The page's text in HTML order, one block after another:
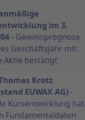
im 3.
- Gewinnprognose
Geschäftsjahr mit
Aktie bestätigt
Krotz
EUWAX AG)-
Kursentwicklung hat
Fundamentaldaten